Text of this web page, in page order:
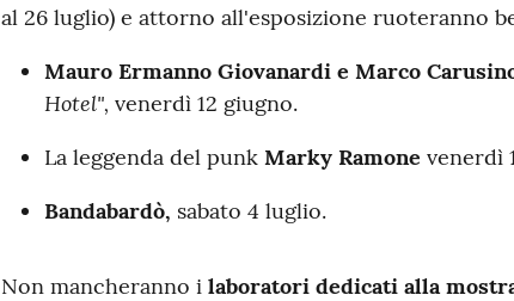
al 26 luglio)e attorno all'esposizione ruoteranno
Mauro Ermanno Giovanardi e Marco
Hotel", venerdì 12 giugno.
La leggenda del punk Marky Ramone venerdì
Bandabardò, sabato 4 luglio.
Non mancheranno i laboratori dedicati alla